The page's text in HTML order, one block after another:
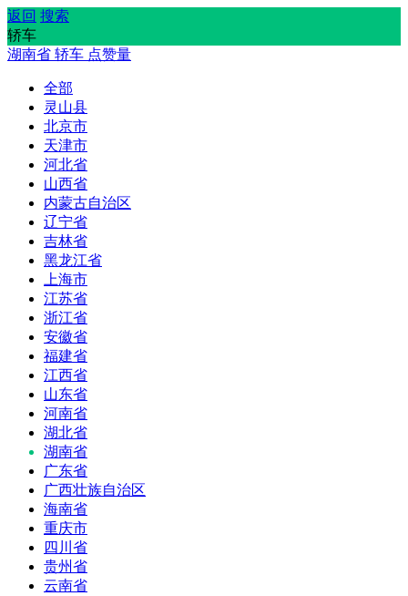
返回 搜索
轿车
湖南省 轿车 点赞量
全部
灵山县
北京市
天津市
河北省
山西省
内蒙古自治区
辽宁省
吉林省
黑龙江省
上海市
江苏省
浙江省
安徽省
福建省
江西省
山东省
河南省
湖北省
湖南省
广东省
广西壮族自治区
海南省
重庆市
四川省
贵州省
云南省